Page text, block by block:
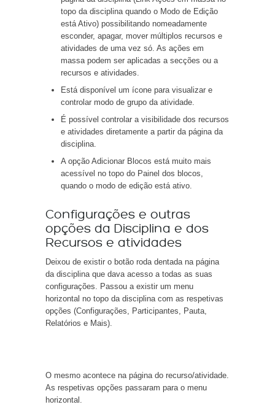
topo da disciplina quando o Modo de Edição
está Ativo) possibilitando nomeadamente
esconder, apagar, mover múltiplos recursos e
atividades de uma vez só. As ações em
massa podem ser aplicadas a secções ou a
recursos e atividades.
Está disponível um ícone para visualizar e
controlar modo de grupo da atividade.
É possível controlar a visibilidade dos recursos
e atividades diretamente a partir da página da
disciplina.
A opção Adicionar Blocos está muito mais
acessível no topo do Painel dos blocos,
quando o modo de edição está ativo.
Configurações e outras
opções da Disciplina e dos
Recursos e atividades
Deixou de existir o botão roda dentada na página
da disciplina que dava acesso a todas as suas
configurações. Passou a existir um menu
horizontal no topo da disciplina com as respetivas
opções (Configurações, Participantes, Pauta,
Relatórios e Mais).
O mesmo acontece na página do recurso/atividade.
As respetivas opções passaram para o menu
horizontal.